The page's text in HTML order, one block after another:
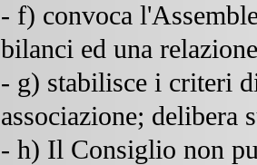
- f) convoca
bilanci ed una
- g) stabilisce i criteri
associazione; delibera
- h) Il Consiglio non